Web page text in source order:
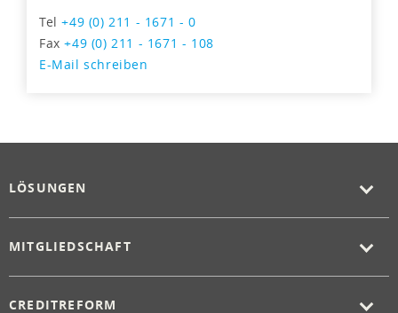
Tel+49 (0) 211 - 1671 - 0
Fax+49 (0) 211 - 1671 - 108
E-Mail schreiben
LÖSUNGEN
MITGLIEDSCHAFT
CREDITREFORM